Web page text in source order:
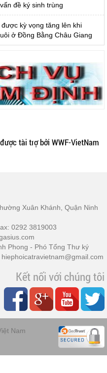
đề ký sinh trùng
kỳ vọng tăng lên khi
ở Đồng Bằng Châu Giang
tài trợ bởi WWF-VietNam
Xuân Khánh, Quận Ninh
0292 3819003
Phong - Phó Tổng Thư ký
Kết nối với chúng tôi
Nam